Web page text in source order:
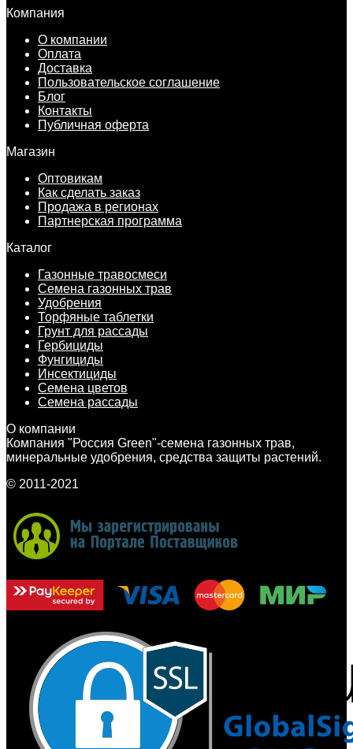
Компания
О компании
Оплата
Доставка
Пользовательское соглашение
Блог
Контакты
Публичная оферта
Магазин
Оптовикам
Как сделать заказ
Продажа в регионах
Партнерская программа
Каталог
Газонные травосмеси
Семена газонных трав
Удобрения
Торфяные таблетки
Грунт для рассады
Гербициды
Фунгициды
Инсектициды
Семена цветов
Семена рассады
О компании
Компания "Россия Green"-семена газонных трав,
минеральные удобрения, средства защиты растений.
© 2011-2021